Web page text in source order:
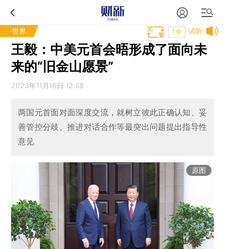
世界 试听
T中
王毅：中美元首会晤形成了面向未
来的“旧金山愿景”
2023年11月16日 12:58
两国元首面对面深度交流，就树立彼此正确认知、妥
善管控分歧、推进对话合作等最突出问题提出指导性
意见
原图